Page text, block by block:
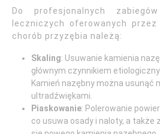
Do profesjonalnych
leczniczych oferowanych
chorób przyzębia należą:
Skaling: Usuwanie kamienia
głównym czynnikiem
Kamień nazębny można usunąć
ultradźwiękami.
Piaskowanie: Polerowanie
co usuwa osady i naloty, a także